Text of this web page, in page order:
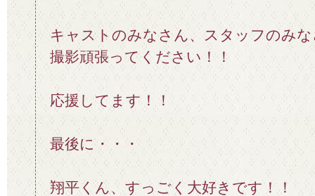
キャストのみなさん、スタッフのみ
撮影頑張ってください！！
応援してます！！
最後に・・・
翔平くん、すっごく大好きです！！